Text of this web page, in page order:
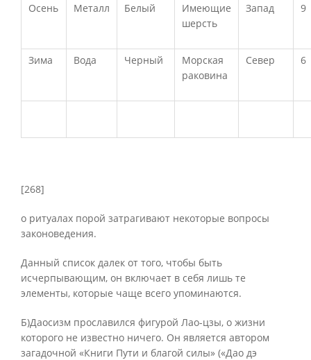
Осень Металл Белый
Имеющие
шерсть
Запад 9
Зима Вода Черный
Морская
раковина
Север 6
[268]
о ритуалах порой затрагивают некоторые вопросы
законоведения.
Данный список далек от того, чтобы быть
исчерпывающим, он включает в себя лишь те
элементы, которые чаще всего упоминаются.
Б)Даосизм прославился фигурой Лао-цзы, о жизни
которого не известно ничего. Он является автором
загадочной «Книги Пути и благой силы» («Дао дэ